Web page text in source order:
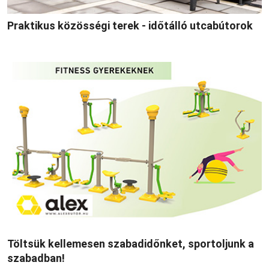
Praktikus közösségi terek - időtálló utcabútorok
Töltsük kellemesen szabadidőnket, sportoljunk a
szabadban!